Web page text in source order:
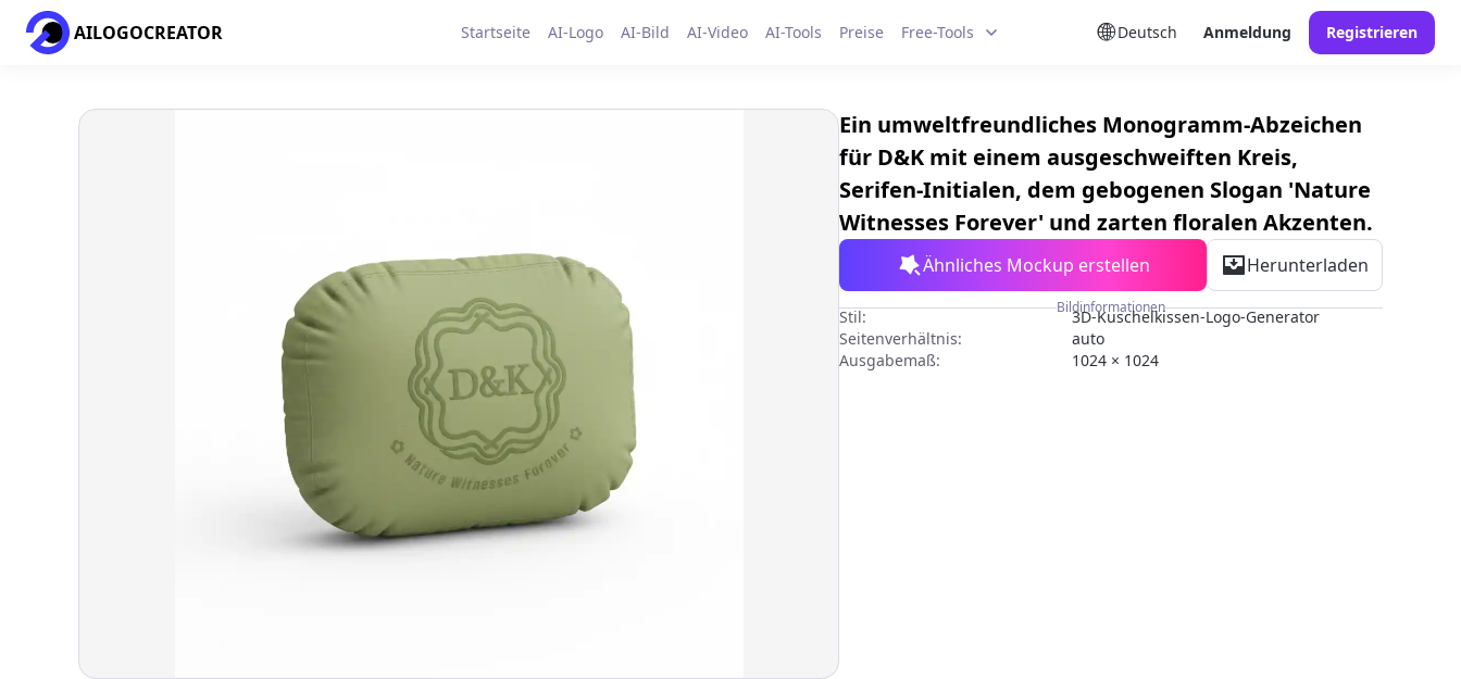
AILOGOCREATOR Startseite AI-Logo AI-Bild AI-Video AI-Tools Preise Free-Tools Deutsch Anmeldung Registrieren
Ein umweltfreundliches Monogramm-Abzeichen
für D&K mit einem ausgeschweiften Kreis,
Serifen-Initialen, dem gebogenen Slogan 'Nature
Witnesses Forever' und zarten floralen Akzenten.
Ähnliches Mockup erstellen Herunterladen
Bildinformationen
Stil:
3D-Kuschelkissen-Logo-Generator
Seitenverhältnis:
auto
Ausgabemaß:
1024 × 1024